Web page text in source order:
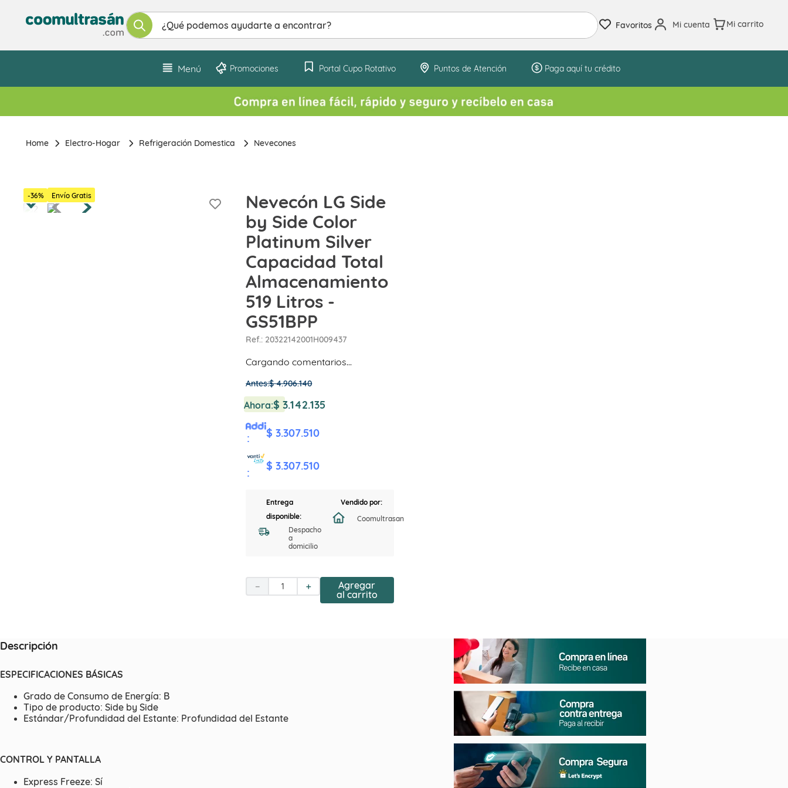
¿Qué podemos ayudarte a encontrar?
Favoritos Mi cuenta
Menú Promociones Portal Cupo Rotativo Puntos de Atención Paga aquí tu crédito
Electro-Hogar Refrigeración Domestica Nevecones
-36% Envío Gratis
Nevecón LG Side
by Side Color
Platinum Silver
Capacidad Total
Almacenamiento
519 Litros -
GS51BPP
Ref.: 20322142001H009437
Cargando comentarios…
Antes:$ 4.906.140
Ahora:$ 3.142.135
: $ 3.307.510
: $ 3.307.510
Entrega
disponible:
Despacho
a
domicilio
Vendido por:
Coomultrasan
＋
－
Agregar
al carrito
Descripción
ESPECIFICACIONES BÁSICAS
Grado de Consumo de Energía: B
Tipo de producto: Side by Side
Estándar/Profundidad del Estante: Profundidad del Estante
CONTROL Y PANTALLA
Express Freeze: Sí